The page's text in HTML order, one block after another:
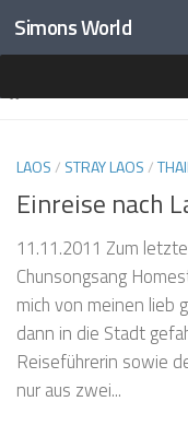
Unter dem Inhalt
Simons World
LAOS/ STRAY LAOS/
Einreise nach
11.11.2011 Zum
Chunsongsang
mich von meinen lieb
dann in die Stadt
Reiseführerin sowie
nur aus zwei...